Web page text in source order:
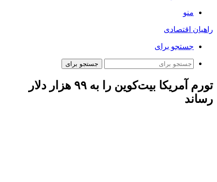
منو
راهیان اقتصادی
جستجو برای
جستجو برای
تورم آمریکا بیت‌کوین را به ۹۹ هزار دلار
رساند